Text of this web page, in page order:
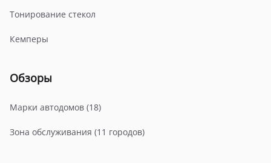
Тонирование стекол
Кемперы
Обзоры
Марки автодомов (18)
Зона обслуживания (11 городов)